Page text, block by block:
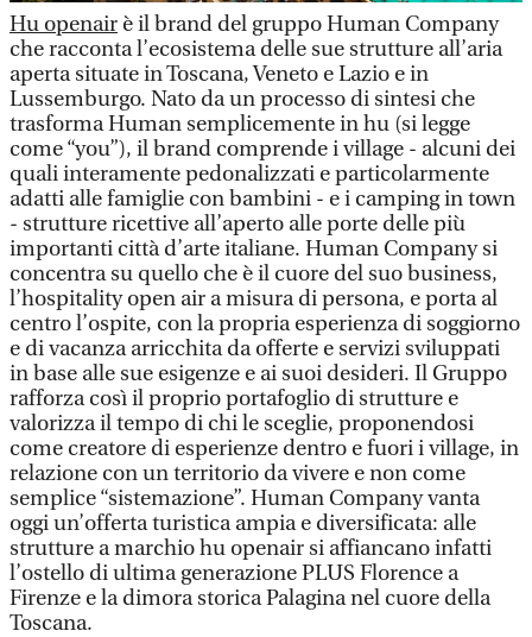
Hu openair è il brand del gruppo Human Company
che racconta l’ecosistema delle sue strutture all’aria
aperta situate in Toscana, Veneto e Lazio e in
Lussemburgo. Nato da un processo di sintesi che
trasforma Human semplicemente in hu (si legge
come “you”), il brand comprende i village - alcuni dei
quali interamente pedonalizzati e particolarmente
adatti alle famiglie con bambini - e i camping in town
- strutture ricettive all’aperto alle porte delle più
importanti città d’arte italiane. Human Company si
concentra su quello che è il cuore del suo business,
l’hospitality open air a misura di persona, e porta al
centro l’ospite, con la propria esperienza di soggiorno
e di vacanza arricchita da offerte e servizi sviluppati
in base alle sue esigenze e ai suoi desideri. Il Gruppo
rafforza così il proprio portafoglio di strutture e
valorizza il tempo di chi le sceglie, proponendosi
come creatore di esperienze dentro e fuori i village, in
relazione con un territorio da vivere e non come
semplice “sistemazione”. Human Company vanta
oggi un’offerta turistica ampia e diversificata: alle
strutture a marchio hu openair si affiancano infatti
l’ostello di ultima generazione PLUS Florence a
Firenze e la dimora storica Palagina nel cuore della
Toscana.